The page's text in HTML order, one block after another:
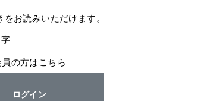
お読みいただけます。
の方はこちら
ログイン